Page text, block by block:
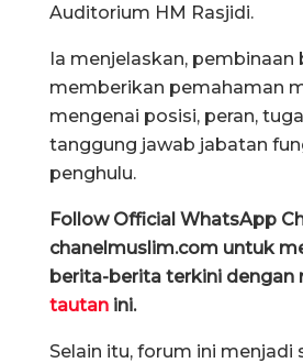
Auditorium HM Rasjidi.
Ia menjelaskan, pembinaan
memberikan pemahaman
mengenai posisi, peran,
tanggung jawab jabatan
penghulu.
Follow Official WhatsApp
chanelmuslim.com untuk
berita-berita terkini dengan
tautan ini.
Selain itu, forum ini menjadi